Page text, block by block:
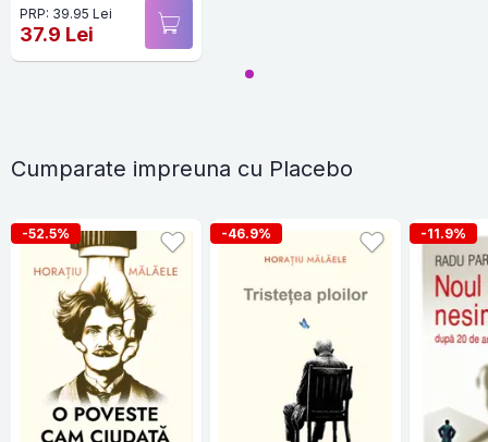
PRP: 39.95 Lei
37.9 Lei
Cumparate impreuna cu Placebo
-52.5% -46.9% -11.9%